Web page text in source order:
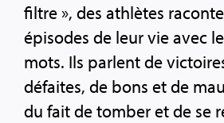
filtre », des athlètes
épisodes de leur vie avec
mots. Ils parlent de
défaites, de bons et de
du fait de tomber et de se